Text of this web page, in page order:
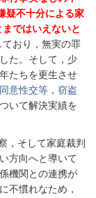
疑不十分による家
ではいえないと
ており，無実の罪
た。そして，少
たちを更生させ
意性交等 ， 窃盗
いて解決実績を
，そして家庭裁判
方向へと導いて
機関との連携が
不慣れなため，